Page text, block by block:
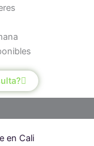
en Cali